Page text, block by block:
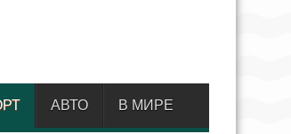
АВТО В МИРЕ